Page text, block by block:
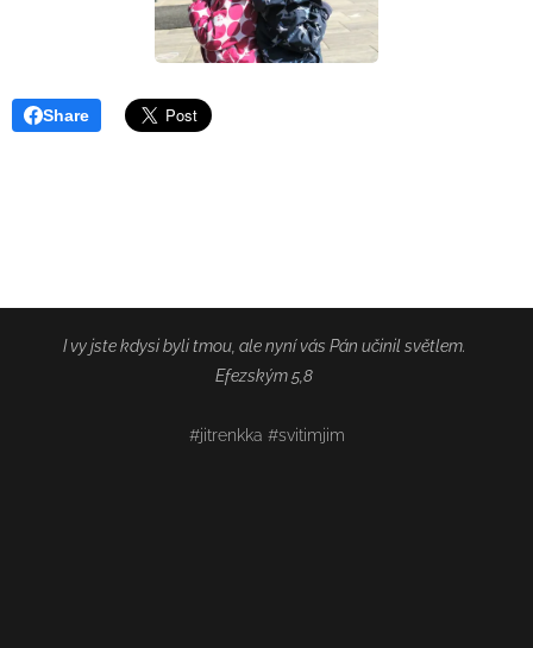
Share
I vy jste kdysi byli tmou, ale nyní vás Pán učinil světlem.
Efezským 5,8
#jitrenkka #svitimjim